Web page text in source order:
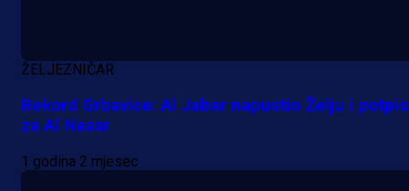
A Selekcija
Lukić seli u Bundesligu? Dva
njemačka kluba krenula po bh.
ŽELJEZNIČAR
Rekord Grbavice: Al Jaber napustio Želju i
za Al Nassr
1 godina 2 mjesec